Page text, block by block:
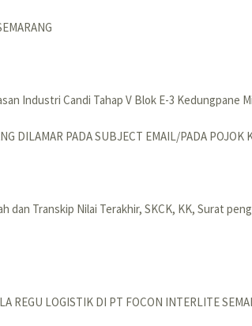
Industri Candi Tahap V Blok E-3 Kedungpane
DILAMAR PADA SUBJECT EMAIL/PADA POJOK
dan Transkip Nilai Terakhir, SKCK, KK, Surat
REGU LOGISTIK DI PT FOCON INTERLITE